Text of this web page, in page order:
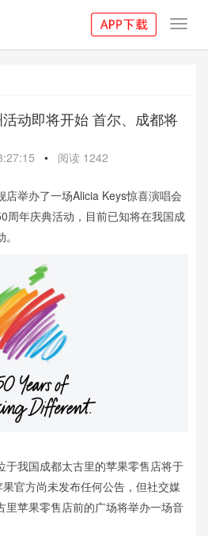
动即将开始 首尔、成都将
• 阅读 1242
店举办了一场Alicia Keys惊喜演唱会
周年庆典活动，目前已知将在我国成
于我国成都太古里的苹果零售店将于
官方尚未发布任何公告，但社交媒
里苹果零售店前的广场将举办一场音